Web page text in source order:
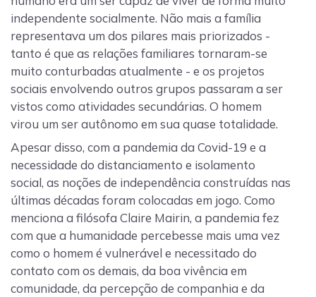
independente socialmente. Não mais a família
representava um dos pilares mais priorizados -
tanto é que as relações familiares tornaram-se
muito conturbadas atualmente - e os projetos
sociais envolvendo outros grupos passaram a ser
vistos como atividades secundárias. O homem
virou um ser autônomo em sua quase totalidade.
Apesar disso, com a pandemia da Covid-19 e a
necessidade do distanciamento e isolamento
social, as noções de independência construídas nas
últimas décadas foram colocadas em jogo. Como
menciona a filósofa Claire Mairin, a pandemia fez
com que a humanidade percebesse mais uma vez
como o homem é vulnerável e necessitado do
contato com os demais, da boa vivência em
comunidade, da percepção de companhia e da